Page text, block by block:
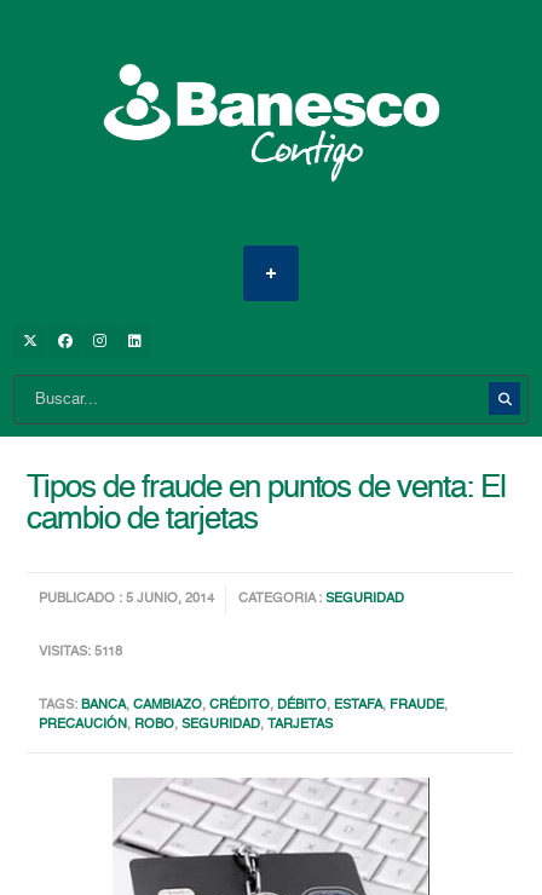
Tipos de fraude en puntos de venta: El
cambio de tarjetas
PUBLICADO : 5 JUNIO, 2014 CATEGORIA :SEGURIDAD
VISITAS: 5118
TAGS:BANCA,CAMBIAZO,CRÉDITO,DÉBITO, ESTAFA, FRAUDE,
PRECAUCIÓN, ROBO,SEGURIDAD, TARJETAS